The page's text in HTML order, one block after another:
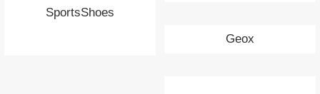
SportsShoes
Geox